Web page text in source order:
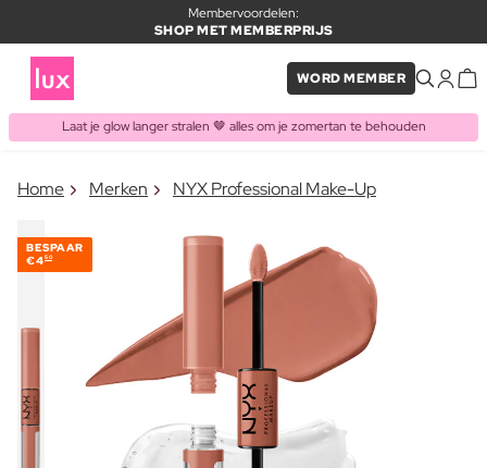
Membervoordelen:
SHOP MET MEMBERPRIJS
WORD MEMBER
Laat je glow langer stralen 🤎 alles om je zomertan te behouden
ITEM TOEGEVOEGD AAN
Vaak samen gekocht met
Home Merken NYX Professional Make-Up
BESPAAR
€450